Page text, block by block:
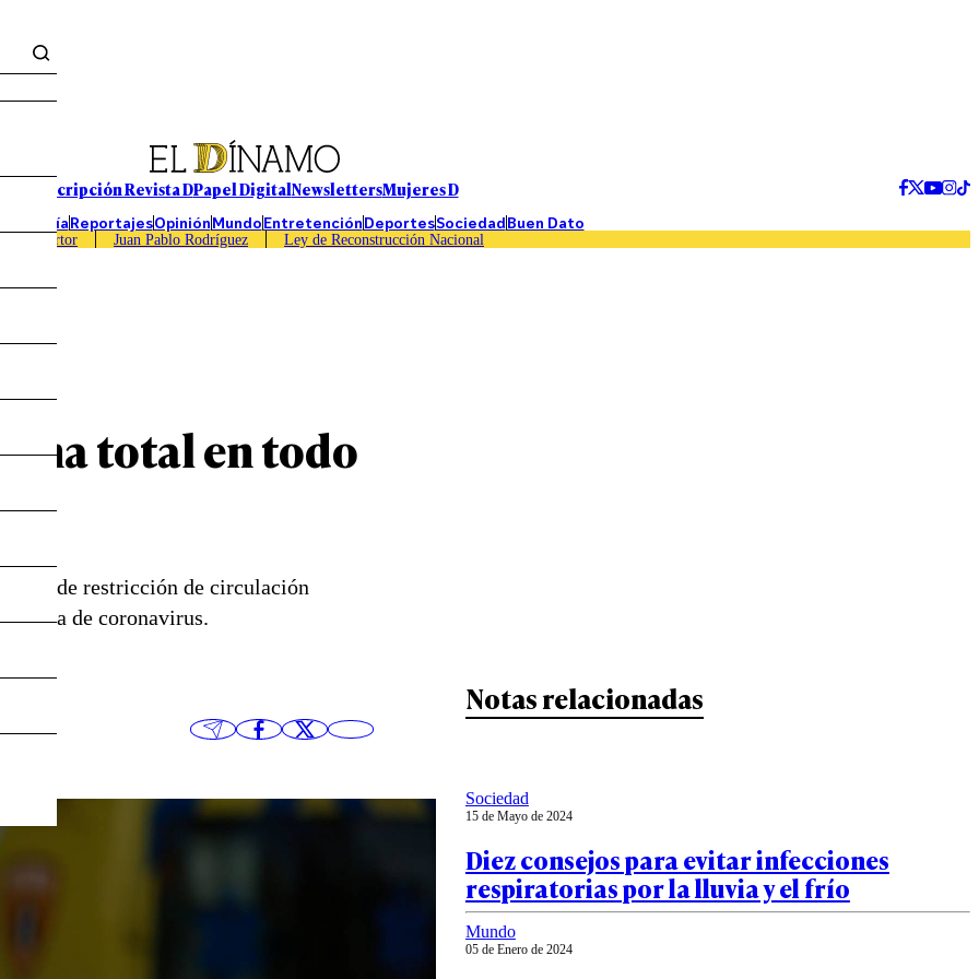
Suscripción Revista DPapel DigitalNewslettersMujeres D
EconomíaReportajesOpiniónMundoEntretenciónDeportesSociedadBuen Dato
Caso Sartor Juan Pablo Rodríguez Ley de Reconstrucción Nacional
total en todo
de restricción de circulación
de coronavirus.
Notas relacionadas
Sociedad
15 de Mayo de 2024
Diez consejos para evitar infecciones
respiratorias por la lluvia y el frío
Mundo
05 de Enero de 2024